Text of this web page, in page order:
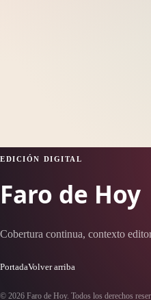
EDICIÓN DIGITAL
Faro de Hoy
Cobertura continua, contexto
PortadaVolver arriba
© 2026 Faro de Hoy. Todos los derechos